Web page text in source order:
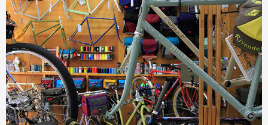
CINELLI
CINELLI x MASH
ENVE
FALCONER CYCLES